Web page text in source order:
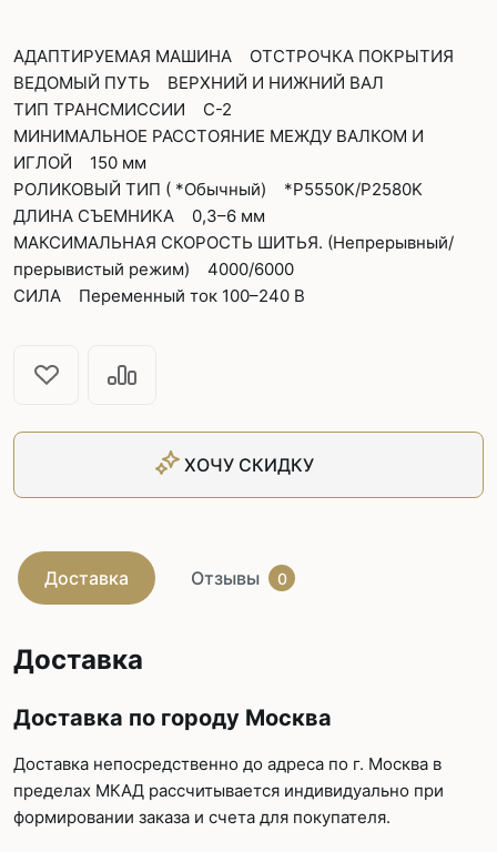
АДАПТИРУЕМАЯ МАШИНА ОТСТРОЧКА ПОКРЫТИЯ
ВЕДОМЫЙ ПУТЬ ВЕРХНИЙ И НИЖНИЙ ВАЛ
ТИП ТРАНСМИССИИ С-2
МИНИМАЛЬНОЕ РАССТОЯНИЕ МЕЖДУ ВАЛКОМ И
ИГЛОЙ 150 мм
РОЛИКОВЫЙ ТИП ( *Обычный) *P5550K/P2580K
ДЛИНА СЪЕМНИКА 0,3–6 мм
МАКСИМАЛЬНАЯ СКОРОСТЬ ШИТЬЯ. (Непрерывный/
прерывистый режим) 4000/6000
СИЛА Переменный ток 100–240 В
ХОЧУ СКИДКУ
Доставка Отзывы 0
Доставка
Доставка по городу Москва
Доставка непосредственно до адреса по г. Москва в
пределах МКАД рассчитывается индивидуально при
формировании заказа и счета для покупателя.